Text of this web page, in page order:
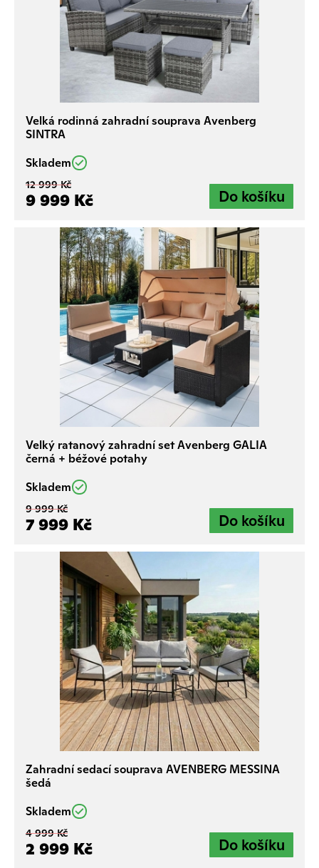
Velká rodinná zahradní souprava Avenberg
SINTRA
Skladem
12 999 Kč
9 999 Kč
Velký ratanový zahradní set Avenberg GALIA
černá + béžové potahy
Skladem
9 999 Kč
7 999 Kč
Zahradní sedací souprava AVENBERG MESSINA
šedá
Skladem
4 999 Kč
2 999 Kč